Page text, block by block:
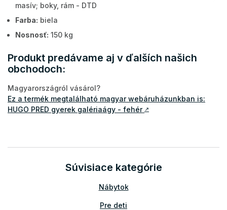
masív; boky, rám - DTD
Farba: biela
Nosnosť: 150 kg
Produkt predávame aj v ďalších našich
obchodoch:
Magyarországról vásárol?
Ez a termék megtalálható magyar webáruházunkban is:
HUGO PRED gyerek galériaágy - fehér ↗
Súvisiace kategórie
Nábytok
Pre deti